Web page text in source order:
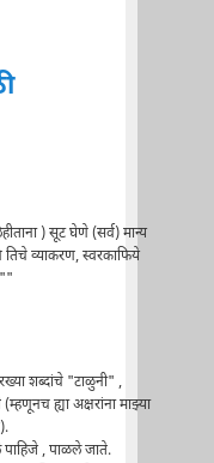
) सूट घेणे (सर्व) मान्य
व्याकरण, स्वरकाफिये
शब्दांचे "टाळुनी" ,
ह्या अक्षरांना माझ्या
पाहिजे , पाळले जाते.